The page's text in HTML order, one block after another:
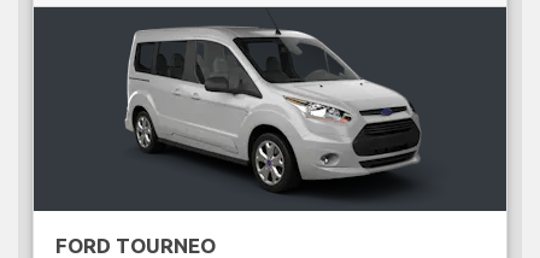
FORD TOURNEO